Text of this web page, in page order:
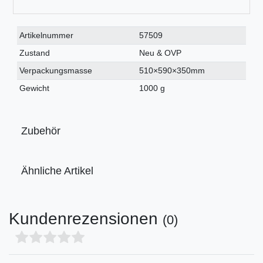
Technisches
Merkmal
Wert
Artikelnummer
57509
Zustand
Neu & OVP
Verpackungsmasse
510×590×350mm
Gewicht
1000 g
Zubehör
Ähnliche Artikel
Kundenrezensionen (0)